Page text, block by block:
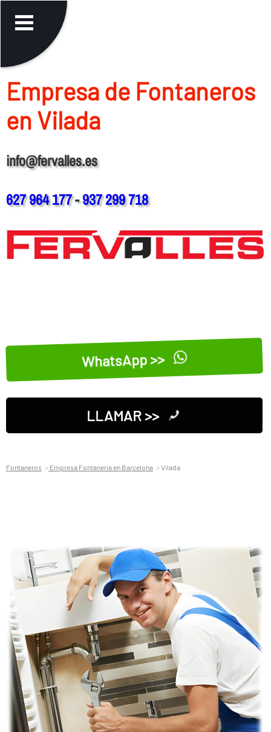
Empresa de Fontaneros
en Vilada
info@fervalles.es
627 964 177-937 299 718
WhatsApp >>
LLAMAR >>
Fontaneros Empresa Fontaneria en Barcelona Vilada